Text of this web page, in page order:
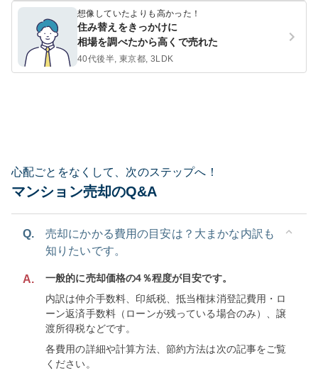
想像していたよりも高かった！
住み替えをきっかけに
相場を調べたから高くで売れた
40代後半, 東京都, 3LDK
心配ごとをなくして、次のステップへ！
マンション売却のQ&A
Q.
売却にかかる費用の目安は？大まかな内訳も
知りたいです。
A.
一般的に売却価格の4％程度が目安です。
内訳は仲介手数料、印紙税、抵当権抹消登記費用・ロ
ーン返済手数料（ローンが残っている場合のみ）、譲
渡所得税などです。
各費用の詳細や計算方法、節約方法は次の記事をご覧
ください。